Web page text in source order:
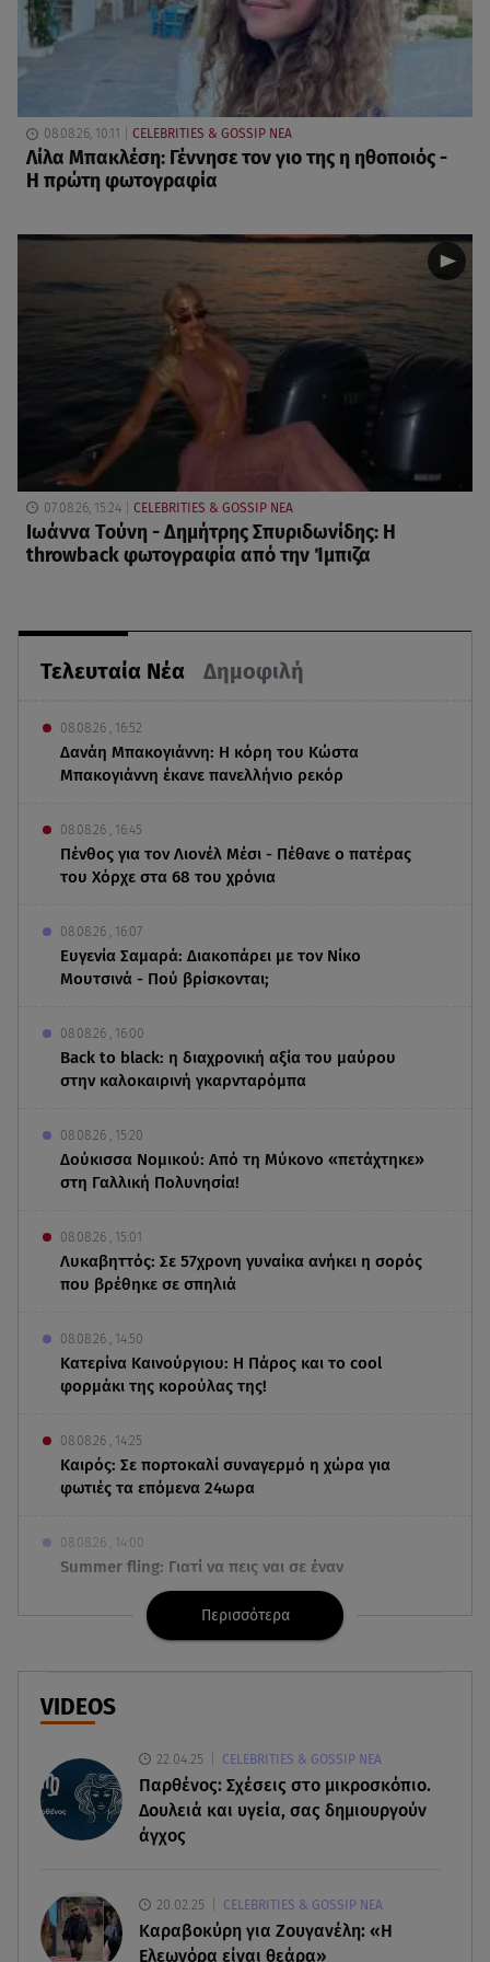
Τελευταία Νέα Δημοφιλή
08.08.26 , 16:52
Δανάη Μπακογιάννη: Η κόρη του Κώστα
Μπακογιάννη έκανε πανελλήνιο ρεκόρ
08.08.26 , 16:45
Πένθος για τον Λιονέλ Μέσι - Πέθανε ο πατέρας
του Χόρχε στα 68 του χρόνια
08.08.26 , 16:07
Ευγενία Σαμαρά: Διακοπάρει με τον Νίκο
Μουτσινά - Πού βρίσκονται;
08.08.26 , 16:00
Back to black: η διαχρονική αξία του μαύρου
στην καλοκαιρινή γκαρνταρόμπα
08.08.26 , 15:20
Δούκισσα Νομικού: Από τη Μύκονο «πετάχτηκε»
στη Γαλλική Πολυνησία!
08.08.26 , 15:01
Λυκαβηττός: Σε 57χρονη γυναίκα ανήκει η σορός
που βρέθηκε σε σπηλιά
08.08.26 , 14:50
Κατερίνα Καινούργιου: Η Πάρος και το cool
φορμάκι της κορούλας της!
08.08.26 , 14:25
Καιρός: Σε πορτοκαλί συναγερμό η χώρα για
φωτιές τα επόμενα 24ωρα
08.08.26 , 14:00
Summer fling: Γιατί να πεις ναι σε έναν
καλοκαιρινό έρωτα
Αθηνά Οικονομάκου: Οι... hot αναρτήσεις της με
Πάνω από 56.000 επιβάτες αναχώρησαν σήμερα
από τα λιμάνια της Αττικής
σπηλιά - Φωτογραφίες από το σημείο
08.08.26 , 13:11
Περισσότερα
VIDEOS
22.04.25 CELEBRITIES & GOSSIP ΝΕΑ
Παρθένος: Σχέσεις στο μικροσκόπιο.
Δουλειά και υγεία, σας δημιουργούν
άγχος
20.02.25 CELEBRITIES & GOSSIP ΝΕΑ
Καραβοκύρη για Ζουγανέλη: «Η
Ελεωνόρα είναι θεάρα»
08.08.26, 10:11 CELEBRITIES & GOSSIP ΝΕΑ
Λίλα Μπακλέση: Γέννησε τον γιο της η ηθοποιός -
Η πρώτη φωτογραφία
07.08.26, 15:24 CELEBRITIES & GOSSIP ΝΕΑ
Ιωάννα Τούνη - Δημήτρης Σπυριδωνίδης: Η
throwback φωτογραφία από την Ίμπιζα